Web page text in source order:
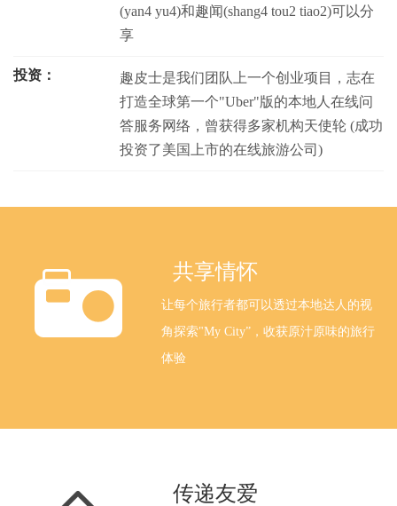
(yan4 yu4)和趣闻(shang4 tou2 tiao2)可以分
享
投资：
趣皮士是我们团队上一个创业项目，志在
打造全球第一个"Uber"版的本地人在线问
答服务网络，曾获得多家机构天使轮 (成功
投资了美国上市的在线旅游公司)
共享情怀
让每个旅行者都可以透过本地达人的视
角探索"My City”，收获原汁原味的旅行
体验
传递友爱